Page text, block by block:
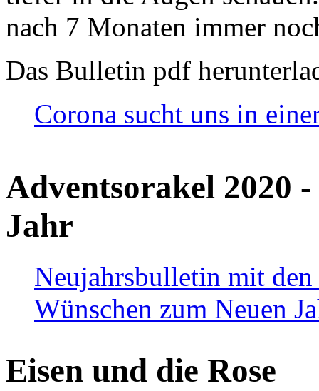
nach 7 Monaten immer
Das Bulletin pdf
Corona sucht uns in
Adventsorakel 2020
Jahr
Neujahrsbulletin mit den
Wünschen zum Neuen
Eisen und die Rose